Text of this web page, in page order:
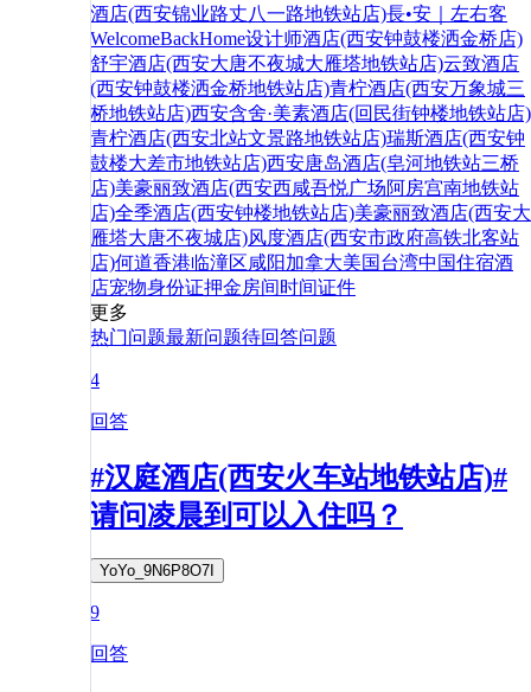
酒店(西安锦业路丈八一路地铁站店)長•安｜左右客
WelcomeBackHome设计师酒店(西安钟鼓楼洒金桥店)
舒宇酒店(西安大唐不夜城大雁塔地铁站店)云致酒店
(西安钟鼓楼洒金桥地铁站店)青柠酒店(西安万象城三
桥地铁站店)西安含舍·美素酒店(回民街钟楼地铁站店)
青柠酒店(西安北站文景路地铁站店)瑞斯酒店(西安钟
鼓楼大差市地铁站店)西安唐岛酒店(皂河地铁站三桥
店)美豪丽致酒店(西安西咸吾悦广场阿房宫南地铁站
店)全季酒店(西安钟楼地铁站店)美豪丽致酒店(西安大
雁塔大唐不夜城店)风度酒店(西安市政府高铁北客站
店)何道香港临潼区咸阳加拿大美国台湾中国住宿酒
店宠物身份证押金房间时间证件
更多
热门问题最新问题待回答问题
4
回答
#汉庭酒店(西安火车站地铁站店)#
请问凌晨到可以入住吗？
YoYo_9N6P8O7I
9
回答